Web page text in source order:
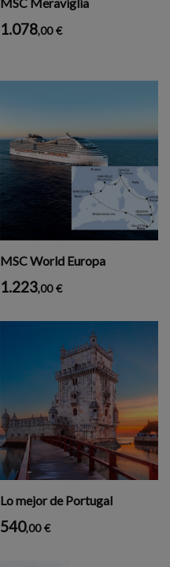
1.078,00 €
MSC World Europa
1.223,00 €
Lo mejor de Portugal
540,00 €